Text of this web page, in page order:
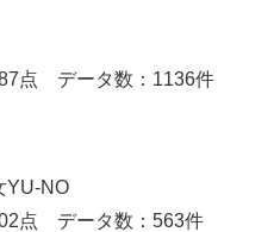
点 データ数：1136件
YU-NO
点 データ数：563件